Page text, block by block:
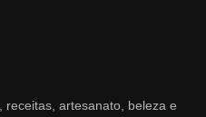
receitas, artesanato, beleza e